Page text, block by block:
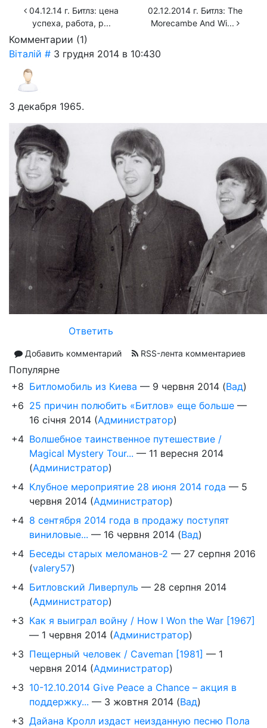
04.12.14 г. Битлз: цена
успеха, работа, р...
02.12.2014 г. Битлз: The
Morecambe And Wi...
Комментарии (1)
Віталій # 3 грудня 2014 в 10:430
3 декабря 1965.
Ответить
Добавить комментарий RSS-лента комментариев
Популярне
+8 Битломобиль из Киева — 9 червня 2014 (Вад)
+6 25 причин полюбить «Битлов» еще больше —
16 січня 2014 (Администратор)
+4 Волшебное таинственное путешествие /
Magical Mystery Tour... — 11 вересня 2014
(Администратор)
+4 Клубное мероприятие 28 июня 2014 года — 5
червня 2014 (Администратор)
+4 8 сентября 2014 года в продажу поступят
виниловые... — 16 червня 2014 (Вад)
+4 Беседы старых меломанов-2 — 27 серпня 2016
(valery57)
+4 Битловский Ливерпуль — 28 серпня 2014
(Администратор)
+3 Как я выиграл войну / How I Won the War [1967]
— 1 червня 2014 (Администратор)
+3 Пещерный человек / Caveman [1981] — 1
червня 2014 (Администратор)
+3 10-12.10.2014 Give Peace a Chance – акция в
поддержку... — 3 жовтня 2014 (Вад)
+3 Дайана Кролл издаст неизданную песню Пола